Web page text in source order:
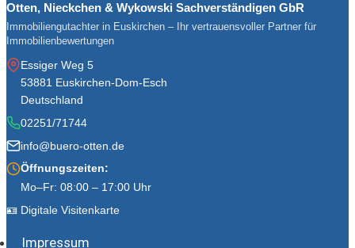
Otten, Nieckchen & Wykowski Sachverständigen GbR
Immobiliengutachter in Euskirchen – Ihr vertrauensvoller Partner für
Immobilienbewertungen
Essiger Weg 5
53881 Euskirchen-Dom-Esch
Deutschland
02251/71744
info@buero-otten.de
Öffnungszeiten:
Mo–Fr: 08:00 – 17:00 Uhr
🪪 Digitale Visitenkarte
Impressum